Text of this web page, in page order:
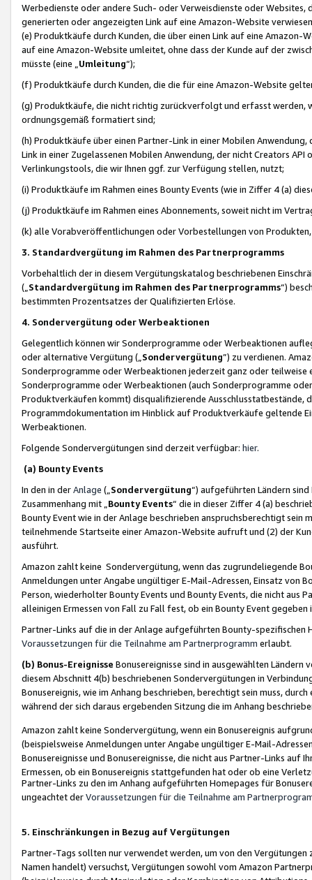
Werbedienste oder andere Such- oder Verweisdienste oder Websites,
generierten oder angezeigten Link auf eine Amazon-Website
(e) Produktkäufe durch Kunden, die über einen Link auf eine
auf eine Amazon-Website umleitet, ohne dass der Kunde auf der
müsste (eine „ Umleitung“);
(f) Produktkäufe durch Kunden, die die für eine Amazon-Website
(g) Produktkäufe, die nicht richtig zurückverfolgt und erfasst werden,
ordnungsgemäß formatiert sind;
(h) Produktkäufe über einen Partner-Link in einer Mobilen
Link in einer Zugelassenen Mobilen Anwendung, der nicht Creators
Verlinkungstools, die wir Ihnen ggf. zur Verfügung stellen, nutzt;
(i) Produktkäufe im Rahmen eines Bounty Events (wie in Ziffer 4 (a)
(j) Produktkäufe im Rahmen eines Abonnements, soweit nicht im
(k) alle Vorabveröffentlichungen oder Vorbestellungen von
3. Standardvergütung im Rahmen des Partnerprogramms
Vorbehaltlich der in diesem Vergütungskatalog beschriebenen
(„ Standardvergütung im Rahmen des Partnerprogramms“)
bestimmten Prozentsatzes der Qualifizierten Erlöse.
4. Sondervergütung oder Werbeaktionen
Gelegentlich können wir Sonderprogramme oder Werbeaktionen
oder alternative Vergütung („ Sondervergütung”) zu verdienen.
Sonderprogramme oder Werbeaktionen jederzeit ganz oder
Sonderprogramme oder Werbeaktionen (auch Sonderprogramme
Produktverkäufen kommt) disqualifizierende Ausschlusstatbestände,
Programmdokumentation im Hinblick auf Produktverkäufe geltende
Werbeaktionen.
Folgende Sondervergütungen sind derzeit verfügbar: hier.
(a) Bounty Events
In den in derAnlage („ Sondervergütung“) aufgeführten Ländern
Zusammenhang mit „ Bounty Events“ die in dieser Ziffer 4 (a)
Bounty Event wie in der Anlage beschrieben anspruchsberechtigt sein
teilnehmende Startseite einer Amazon-Website aufruft und (2) der
ausführt.
Amazon zahlt keine Sondervergütung, wenn das zugrundeliegende
Anmeldungen unter Angabe ungültiger E-Mail-Adressen, Einsatz von
Person, wiederholter Bounty Events und Bounty Events, die nicht
alleinigen Ermessen von Fall zu Fall fest, ob ein Bounty Event
Partner-Links auf die in der Anlage aufgeführten Bounty-spezifischen
Voraussetzungen für die Teilnahme am Partnerprogramm erlaubt.
(b) Bonus-Ereignisse Bonusereignisse sind in ausgewählten Ländern
diesem Abschnitt 4(b) beschriebenen Sondervergütungen in
Bonusereignis, wie im Anhang beschrieben, berechtigt sein muss,
während der sich daraus ergebenden Sitzung die im Anhang
Amazon zahlt keine Sondervergütung, wenn ein Bonusereignis
(beispielsweise Anmeldungen unter Angabe ungültiger E-Mail-
Bonusereignisse und Bonusereignisse, die nicht aus Partner-Links auf
Ermessen, ob ein Bonusereignis stattgefunden hat oder ob eine
Partner-Links zu den im Anhang aufgeführten Homepages für
ungeachtet derVoraussetzungen für die Teilnahme am
5. Einschränkungen in Bezug auf Vergütungen
Partner-Tags sollten nur verwendet werden, um von den
Namen handelt) versuchst, Vergütungen sowohl vom Amazon